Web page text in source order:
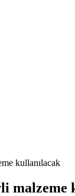
kullanılacak
malzeme